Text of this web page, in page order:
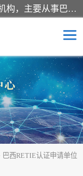
*是一家的测试、评估、检查与认机构，主要从事巴西NR10认证、NR12认证、NR13认证；ANATEL认证、INMTRO认证，欧盟CE认证：MD认证，PED认证，MID认证，ATEX认证，德国蓝色天使认证。
巴西RETIE认证申请单位
认证
认证
认证
认证